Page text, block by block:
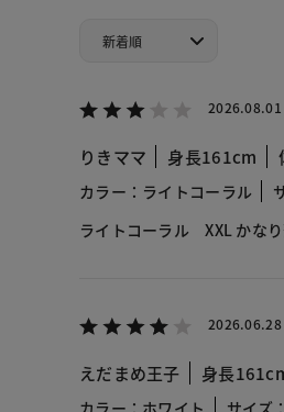
2026.08.01
りきママ 身長161cm
カラー：ライトコーラル
ライトコーラル XXL かな
2026.06.28
えだまめ王子 身長